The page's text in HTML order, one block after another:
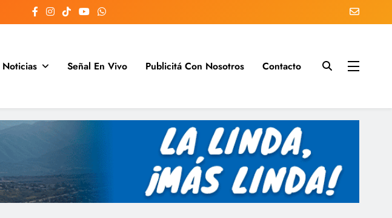
las 24 horas del día
Noticias Señal En Vivo Publicitá Con Nosotros Contacto